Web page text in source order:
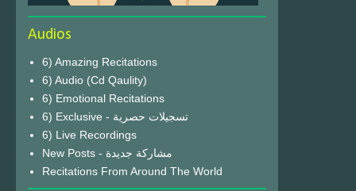
Audios
6) Amazing Recitations
6) Audio (Cd Qaulity)
6) Emotional Recitations
6) Exclusive - تسجيلات حصرية
6) Live Recordings
New Posts - مشاركة جديدة
Recitations From Around The World